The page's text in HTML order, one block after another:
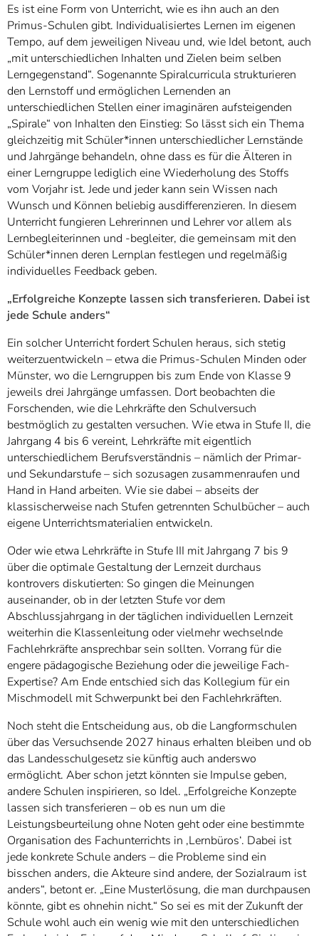
Es ist eine Form von Unterricht, wie es ihn auch an den
Primus-Schulen gibt. Individualisiertes Lernen im eigenen
Tempo, auf dem jeweiligen Niveau und, wie Idel betont, auch
„mit unterschiedlichen Inhalten und Zielen beim selben
Lerngegenstand“. Sogenannte Spiralcurricula strukturieren
den Lernstoff und ermöglichen Lernenden an
unterschiedlichen Stellen einer imaginären aufsteigenden
„Spirale“ von Inhalten den Einstieg: So lässt sich ein Thema
gleichzeitig mit Schüler*innen unterschiedlicher Lernstände
und Jahrgänge behandeln, ohne dass es für die Älteren in
einer Lerngruppe lediglich eine Wiederholung des Stoffs
vom Vorjahr ist. Jede und jeder kann sein Wissen nach
Wunsch und Können beliebig ausdifferenzieren. In diesem
Unterricht fungieren Lehrerinnen und Lehrer vor allem als
Lernbegleiterinnen und -begleiter, die gemeinsam mit den
Schüler*innen deren Lernplan festlegen und regelmäßig
individuelles Feedback geben.
„Erfolgreiche Konzepte lassen sich transferieren. Dabei ist
jede Schule anders“
Ein solcher Unterricht fordert Schulen heraus, sich stetig
weiterzuentwickeln – etwa die Primus-Schulen Minden oder
Münster, wo die Lerngruppen bis zum Ende von Klasse 9
jeweils drei Jahrgänge umfassen. Dort beobachten die
Forschenden, wie die Lehrkräfte den Schulversuch
bestmöglich zu gestalten versuchen. Wie etwa in Stufe II, die
Jahrgang 4 bis 6 vereint, Lehrkräfte mit eigentlich
unterschiedlichem Berufsverständnis – nämlich der Primar-
und Sekundarstufe – sich sozusagen zusammenraufen und
Hand in Hand arbeiten. Wie sie dabei – abseits der
klassischerweise nach Stufen getrennten Schulbücher – auch
eigene Unterrichtsmaterialien entwickeln.
Oder wie etwa Lehrkräfte in Stufe III mit Jahrgang 7 bis 9
über die optimale Gestaltung der Lernzeit durchaus
kontrovers diskutierten: So gingen die Meinungen
auseinander, ob in der letzten Stufe vor dem
Abschlussjahrgang in der täglichen individuellen Lernzeit
weiterhin die Klassenleitung oder vielmehr wechselnde
Fachlehrkräfte ansprechbar sein sollten. Vorrang für die
engere pädagogische Beziehung oder die jeweilige Fach-
Expertise? Am Ende entschied sich das Kollegium für ein
Mischmodell mit Schwerpunkt bei den Fachlehrkräften.
Noch steht die Entscheidung aus, ob die Langformschulen
über das Versuchsende 2027 hinaus erhalten bleiben und ob
das Landesschulgesetz sie künftig auch anderswo
ermöglicht. Aber schon jetzt könnten sie Impulse geben,
andere Schulen inspirieren, so Idel. „Erfolgreiche Konzepte
lassen sich transferieren – ob es nun um die
Leistungsbeurteilung ohne Noten geht oder eine bestimmte
Organisation des Fachunterrichts in ‚Lernbüros‘. Dabei ist
jede konkrete Schule anders – die Probleme sind ein
bisschen anders, die Akteure sind andere, der Sozialraum ist
anders“, betont er. „Eine Musterlösung, die man durchpausen
könnte, gibt es ohnehin nicht.“ So sei es mit der Zukunft der
Schule wohl auch ein wenig wie mit den unterschiedlichen